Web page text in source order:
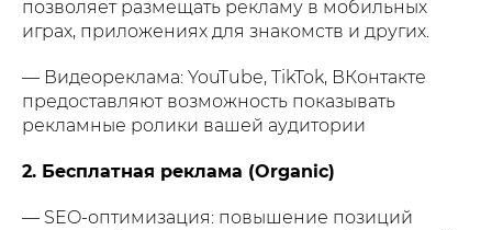
позволяет размещать рекламу в мобильных
играх, приложениях для знакомств и других.
— Видеореклама: YouTube, TikTok, ВКонтакте
предоставляют возможность показывать
рекламные ролики вашей аудитории
2. Бесплатная реклама (Organic)
— SEO-оптимизация: повышение позиций